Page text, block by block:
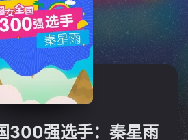
暂无观看影片的记录
300强选手：秦星雨